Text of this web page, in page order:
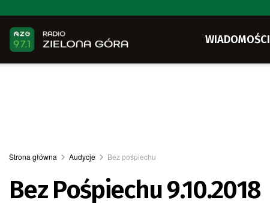
WIADOMOŚCI
Strona główna Audycje Bez pośpiechu
Bez Pośpiechu 9.10.2018